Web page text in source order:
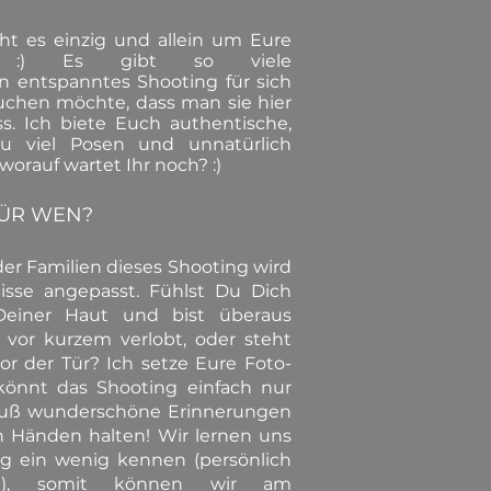
es einzig und allein um Eure
:) Es gibt so viele
entspanntes Shooting für sich
möchte, dass man sie hier
Ich biete Euch authentische,
viel Posen und unnatürlich
wartet Ihr noch? :)
WEN?
Familien dieses Shooting wird
angepasst. Fühlst Du Dich
Haut und bist überaus
kurzem verlobt, oder steht
der Tür? Ich setze Eure Foto-
das Shooting einfach nur
wunderschöne Erinnerungen
Händen halten! Wir lernen uns
ein wenig kennen (persönlich
somit können wir am